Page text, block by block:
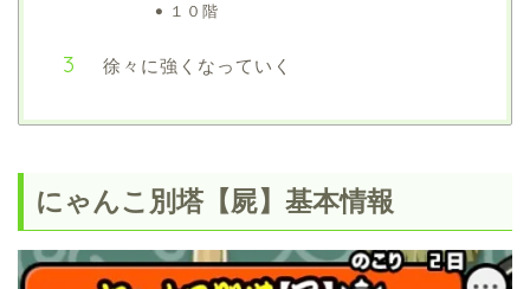
１０階
徐々に強くなっていく
にゃんこ別塔【屍】基本情報